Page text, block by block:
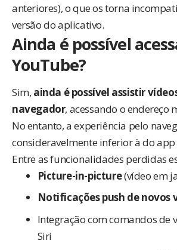
anteriores), o que os torna
versão do aplicativo.
Ainda é possível
YouTube?
Sim, ainda é possível assistir
navegador, acessando o endereço
No entanto, a experiência pelo
consideravelmente inferior à do app
Entre as funcionalidades perdidas
Picture-in-picture(vídeo em
Notificações push de novos
Integração com comandos de
Siri